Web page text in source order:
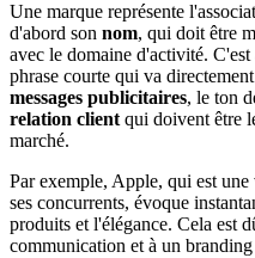
Une marque représente
d'abord son nom, qui doit être
avec le domaine d'activité. C'est
phrase courte qui va
messages publicitaires, le ton
relation client qui doivent être
marché.
Par exemple, Apple, qui est
ses concurrents, évoque
produits et l'élégance. Cela est
communication et à un